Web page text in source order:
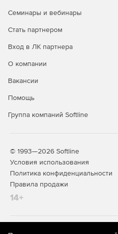
Семинары и вебинары
Стать партнером
Вход в ЛК партнера
О компании
Вакансии
Помощь
Группа компаний Softline
© 1993—2026 Softline
Условия использования
Политика конфиденциальности
Правила продажи
14+